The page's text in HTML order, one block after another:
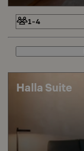
1-4
Halla Suite